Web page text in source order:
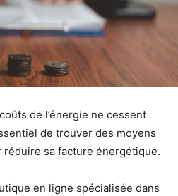
de l’énergie ne cessent
de trouver des moyens
sa facture énergétique.
en ligne spécialisée dans